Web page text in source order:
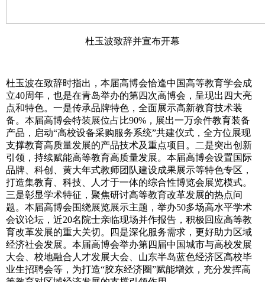
杜玉波致辞并宣布开幕
杜玉波在致辞时指出，本届高博会恰逢中国高等教育学会成
立40周年，也是在青岛举办的第四次高博会，呈现出四大亮
点和特色。一是传承品牌特色，全面展示高新教育技术装
备。本届高博会特装展位占比90%，展出一万余件教育装备
产品，启动“高校设备采购服务系统”共建仪式，全方位展现
支撑教育高质量发展的产品技术及重点项目。二是突出创新
引领，持续赋能高等教育高质量发展。本届高博会设置国际
品牌、科创、黄大年式教师团队建设成果展示等特色专区，
打造集教育、科技、人才于一体的综合性博览会展览模式。
三是彰显学术特征，聚焦研讨高等教育改革发展的热点问
题。本届高博会围绕展览展示主题，举办50多场高水平学术
会议论坛，近20名院士亲临现场并作报告，积极回应高等教
育改革发展的重大关切。四是深化服务需求，更好助力区域
经济社会发展。本届高博会举办第四届中国城市与高校发展
大会、校地融合人才发展大会、山东半岛蓝色经济区高校毕
业生招聘会等，为打造“胶东经济圈”赋能增效，充分发挥高